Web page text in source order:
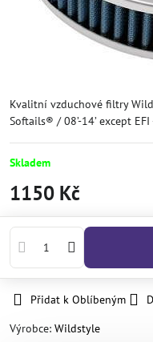
Kvalitní vzduchové filtry
Softails® / 08’-14’ except
Skladem
1150 Kč
Přidat k Oblíbeným
Výrobce: Wildstyle